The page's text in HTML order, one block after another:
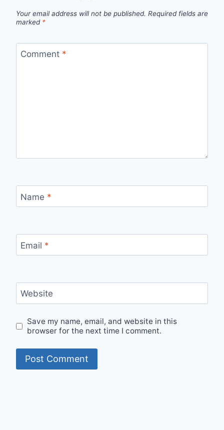
Your email address will not be published. Required fields are
marked *
Comment *
Name *
Email *
Website
Save my name, email, and website in this
browser for the next time I comment.